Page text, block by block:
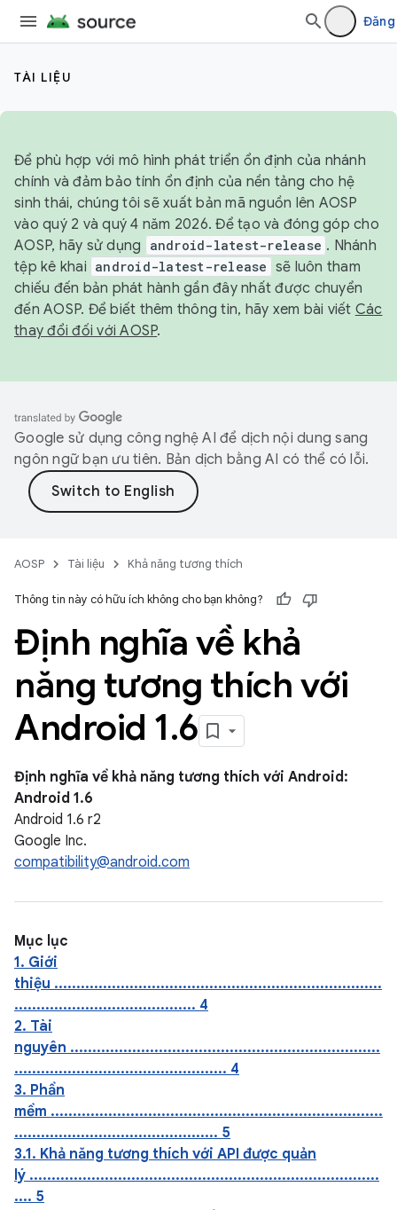
TÀI LIỆU
Để phù hợp với mô hình phát triển ổn định của nhánh
chính và đảm bảo tính ổn định của nền tảng cho hệ
sinh thái, chúng tôi sẽ xuất bản mã nguồn lên AOSP
vào quý 2 và quý 4 năm 2026. Để tạo và đóng góp cho
AOSP, hãy sử dụng
android-latest-release . Nhánh
tệp kê khai android-latest-release sẽ luôn tham
chiếu đến bản phát hành gần đây nhất được chuyển
đến AOSP. Để biết thêm thông tin, hãy xem bài viết Các
thay đổi đối với AOSP.
Google sử dụng công nghệ AI để dịch nội dung sang
ngôn ngữ bạn ưu tiên. Bản dịch bằng AI có thể có lỗi.
AOSP Tài liệu Khả năng tương thích
Thông tin này có hữu ích không cho bạn không?
Định nghĩa về khả
năng tương thích với
Android 1.6
Định nghĩa về khả năng tương thích với Android:
Android 1.6
Android 1.6 r2
Google Inc.
compatibility@android.com
Mục lục
1. Giới
thiệu ..........................................................................
......................................... 4
2. Tài
nguyên ......................................................................
................................................ 4
3. Phần
mềm ...........................................................................
.............................................. 5
3.1. Khả năng tương thích với API được quản
lý ...............................................................................
.... 5